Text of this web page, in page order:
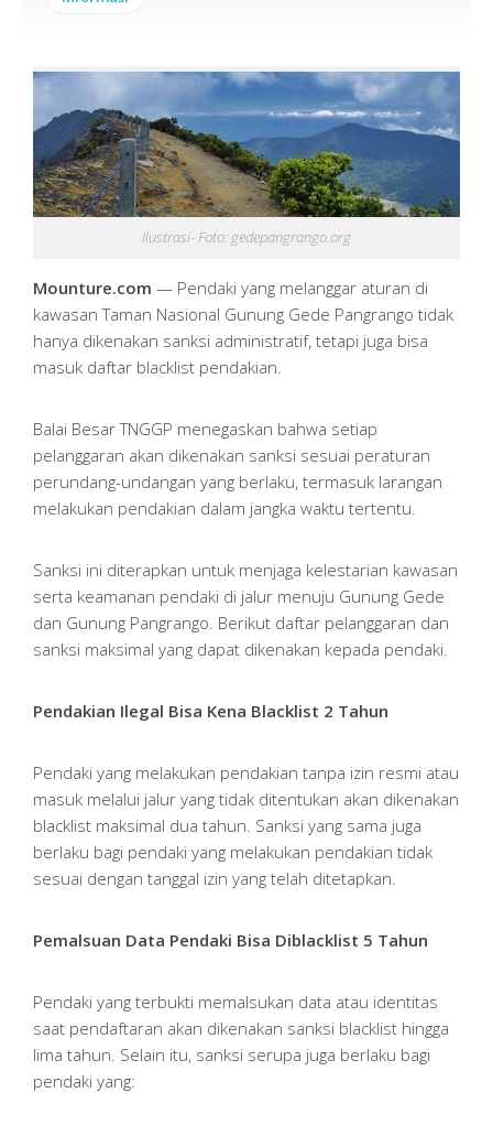
Ilustrasi- Foto: gedepangrango.org
Mounture.com — Pendaki yang melanggar aturan di
kawasan Taman Nasional Gunung Gede Pangrango tidak
hanya dikenakan sanksi administratif, tetapi juga bisa
masuk daftar blacklist pendakian.
Balai Besar TNGGP menegaskan bahwa setiap
pelanggaran akan dikenakan sanksi sesuai peraturan
perundang-undangan yang berlaku, termasuk larangan
melakukan pendakian dalam jangka waktu tertentu.
Sanksi ini diterapkan untuk menjaga kelestarian kawasan
serta keamanan pendaki di jalur menuju Gunung Gede
dan Gunung Pangrango. Berikut daftar pelanggaran dan
sanksi maksimal yang dapat dikenakan kepada pendaki.
Pendakian Ilegal Bisa Kena Blacklist 2 Tahun
Pendaki yang melakukan pendakian tanpa izin resmi atau
masuk melalui jalur yang tidak ditentukan akan dikenakan
blacklist maksimal dua tahun. Sanksi yang sama juga
berlaku bagi pendaki yang melakukan pendakian tidak
sesuai dengan tanggal izin yang telah ditetapkan.
Pemalsuan Data Pendaki Bisa Diblacklist 5 Tahun
Pendaki yang terbukti memalsukan data atau identitas
saat pendaftaran akan dikenakan sanksi blacklist hingga
lima tahun. Selain itu, sanksi serupa juga berlaku bagi
pendaki yang: